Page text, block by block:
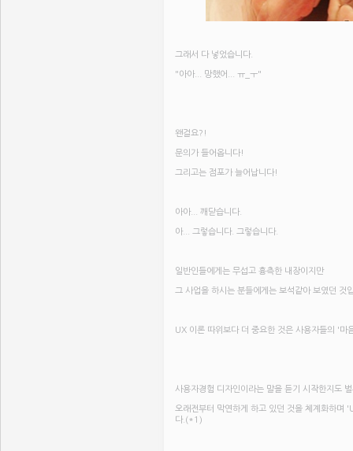
그래서 다 넣었습니다.
"아아... 망했어... ㅠ_ㅜ"
왠걸요?!
문의가 들어옵니다!
그리고는 점포가 늘어납니다!
아아... 깨닫습니다.
아... 그렇습니다. 그렇습니다.
일반인들에게는 무섭고 흉측한 내장이지만
그 사업을 하시는 분들에게는 보석같아 보였던 것
UX 이론 따위보다 더 중요한 것은 사용자들의 '마
사용자경험 디자인이라는 말을 듣기 시작한지도
오래전부터 막연하게 하고 있던 것을 체계화하며
다.(*1)